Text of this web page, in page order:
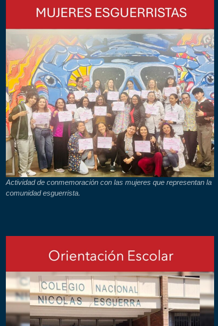
Actividad de conmemoración con las mujeres que representan la
comunidad esguerrista.